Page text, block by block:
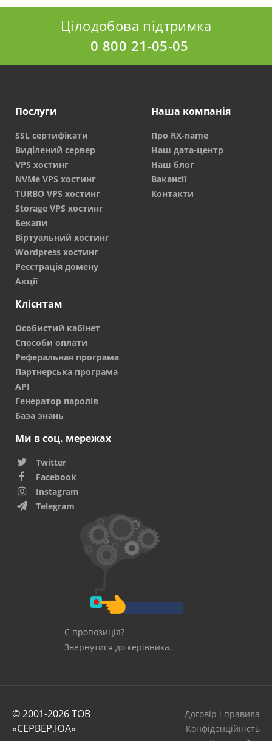
Цілодобова підтримка
0 800 21-05-05
Послуги
SSL сертифікати
Виділений сервер
VPS хостинг
NVMe VPS хостинг
TURBO VPS хостинг
Storage VPS хостинг
Бекапи
Віртуальний хостинг
Wordpress хостинг
Реєстрація домену
Акції
Наша компанія
Про RX-name
Наш дата-центр
Наш блог
Вакансії
Контакти
Клієнтам
Особистий кабінет
Способи оплати
Реферальная програма
Партнерська програма
API
Генератор паролів
База знань
Ми в соц. мережах
Twitter
Facebook
Instagram
Telegram
Є пропозиція?
Звернутися до керівника.
© 2001-2026 ТОВ
«СЕРВЕР.ЮА»
Договір і правила
Конфіденційність